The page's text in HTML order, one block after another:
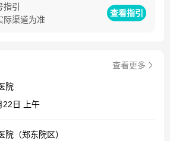
。2013年6月-12月在上海市第一妇婴
医学部进修，是河南省内较早正规学
进步奖各1项，担任多项河南省医学科
近30篇，其中SCI文章4篇，出版著作
引
际渠道为准
查看指引
查看更多
院
22日 上午
（郑东院区）